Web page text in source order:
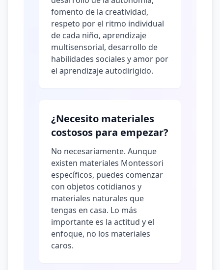
fomento de la creatividad,
respeto por el ritmo individual
de cada niño, aprendizaje
multisensorial, desarrollo de
habilidades sociales y amor por
el aprendizaje autodirigido.
¿Necesito materiales
costosos para empezar?
No necesariamente. Aunque
existen materiales Montessori
específicos, puedes comenzar
con objetos cotidianos y
materiales naturales que
tengas en casa. Lo más
importante es la actitud y el
enfoque, no los materiales
caros.